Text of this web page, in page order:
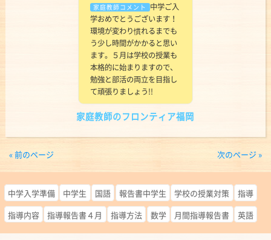
中学ご入
学おめでとうございます！
環境が変わり慣れるまでも
う少し時間がかかると思い
ます。５月は学校の授業も
本格的に始まりますので、
勉強と部活の両立を目指し
て頑張りましょう!!
家庭教師のフロンティア福岡
« 前のページ 次のページ »
中学入学準備 中学生 国語 報告書中学生 学校の授業対策
指導
指導内容
指導報告書４月 指導方法 数学 月間指導報告書 英語